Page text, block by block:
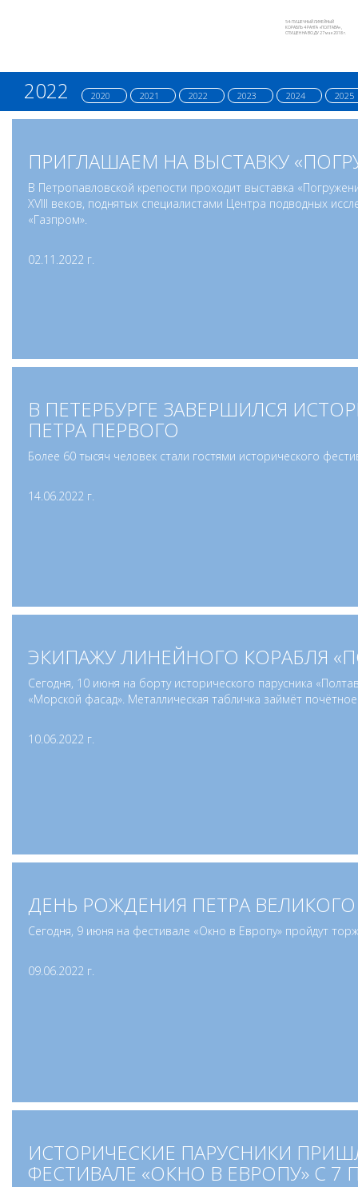
54-ПУШЕЧНЫЙ ЛИНЕЙНЫЙ
КОРАБЛЬ 4 РАНГА «ПОЛТАВА»,
СПУЩЕН НА ВОДУ 27 мая 2018 г.
2022 2020 2021 2022 2023 2024 2025
ПРИГЛАШАЕМ НА ВЫСТАВКУ
В Петропавловской крепости проходит выставка
XVIII веков, поднятых специалистами Центра подводных
«Газпром».
02.11.2022 г.
В ПЕТЕРБУРГЕ ЗАВЕРШИЛСЯ
ПЕТРА ПЕРВОГО
Более 60 тысяч человек стали гостями исторического
14.06.2022 г.
ЭКИПАЖУ ЛИНЕЙНОГО КОРАБЛЯ
Сегодня, 10 июня на борту исторического парусника
«Морской фасад». Металлическая табличка займёт
10.06.2022 г.
ДЕНЬ РОЖДЕНИЯ ПЕТРА
Сегодня, 9 июня на фестивале «Окно в Европу» пройдут
09.06.2022 г.
ИСТОРИЧЕСКИЕ ПАРУСНИКИ
ФЕСТИВАЛЕ «ОКНО В ЕВРОПУ» С 7